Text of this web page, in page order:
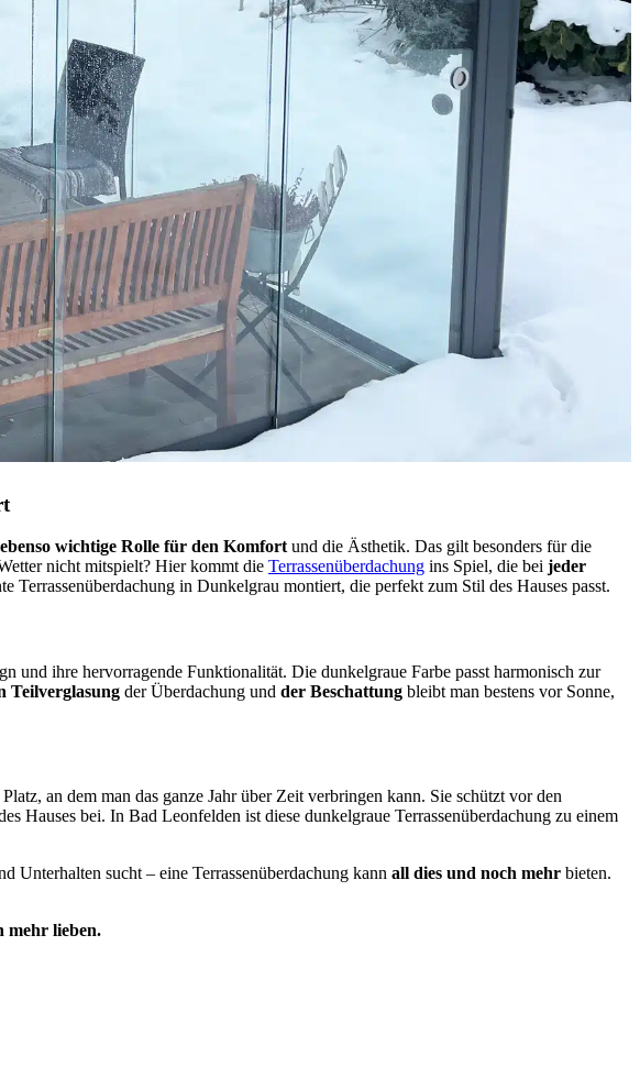
ebenso wichtige Rolle für den Komfort und die Ästhetik. Das gilt besonders für die
nicht mitspielt? Hier kommt die Terrassenüberdachung ins Spiel, die bei jeder
in Dunkelgrau montiert, die perfekt zum Stil des Hauses passt.
und ihre hervorragende Funktionalität. Die dunkelgraue Farbe passt harmonisch zur
Teilverglasung der Überdachung und der Beschattung bleibt man bestens vor Sonne,
an dem man das ganze Jahr über Zeit verbringen kann. Sie schützt vor den
Hauses bei. In Bad Leonfelden ist diese dunkelgraue Terrassenüberdachung zu einem
Unterhalten sucht – eine Terrassenüberdachung kann all dies und noch mehr bieten.
mehr lieben.